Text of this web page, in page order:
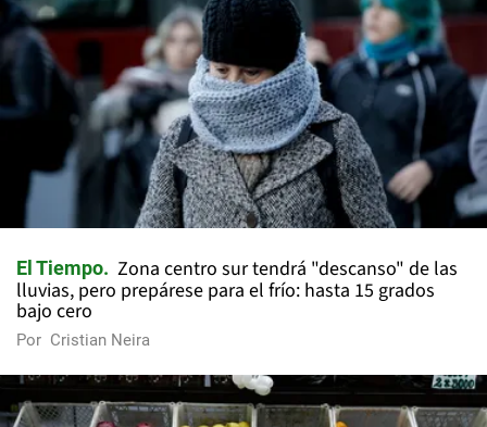
El Tiempo
Zona centro sur tendrá "descanso" de las
lluvias, pero prepárese para el frío: hasta 15 grados
bajo cero
Por Cristian Neira